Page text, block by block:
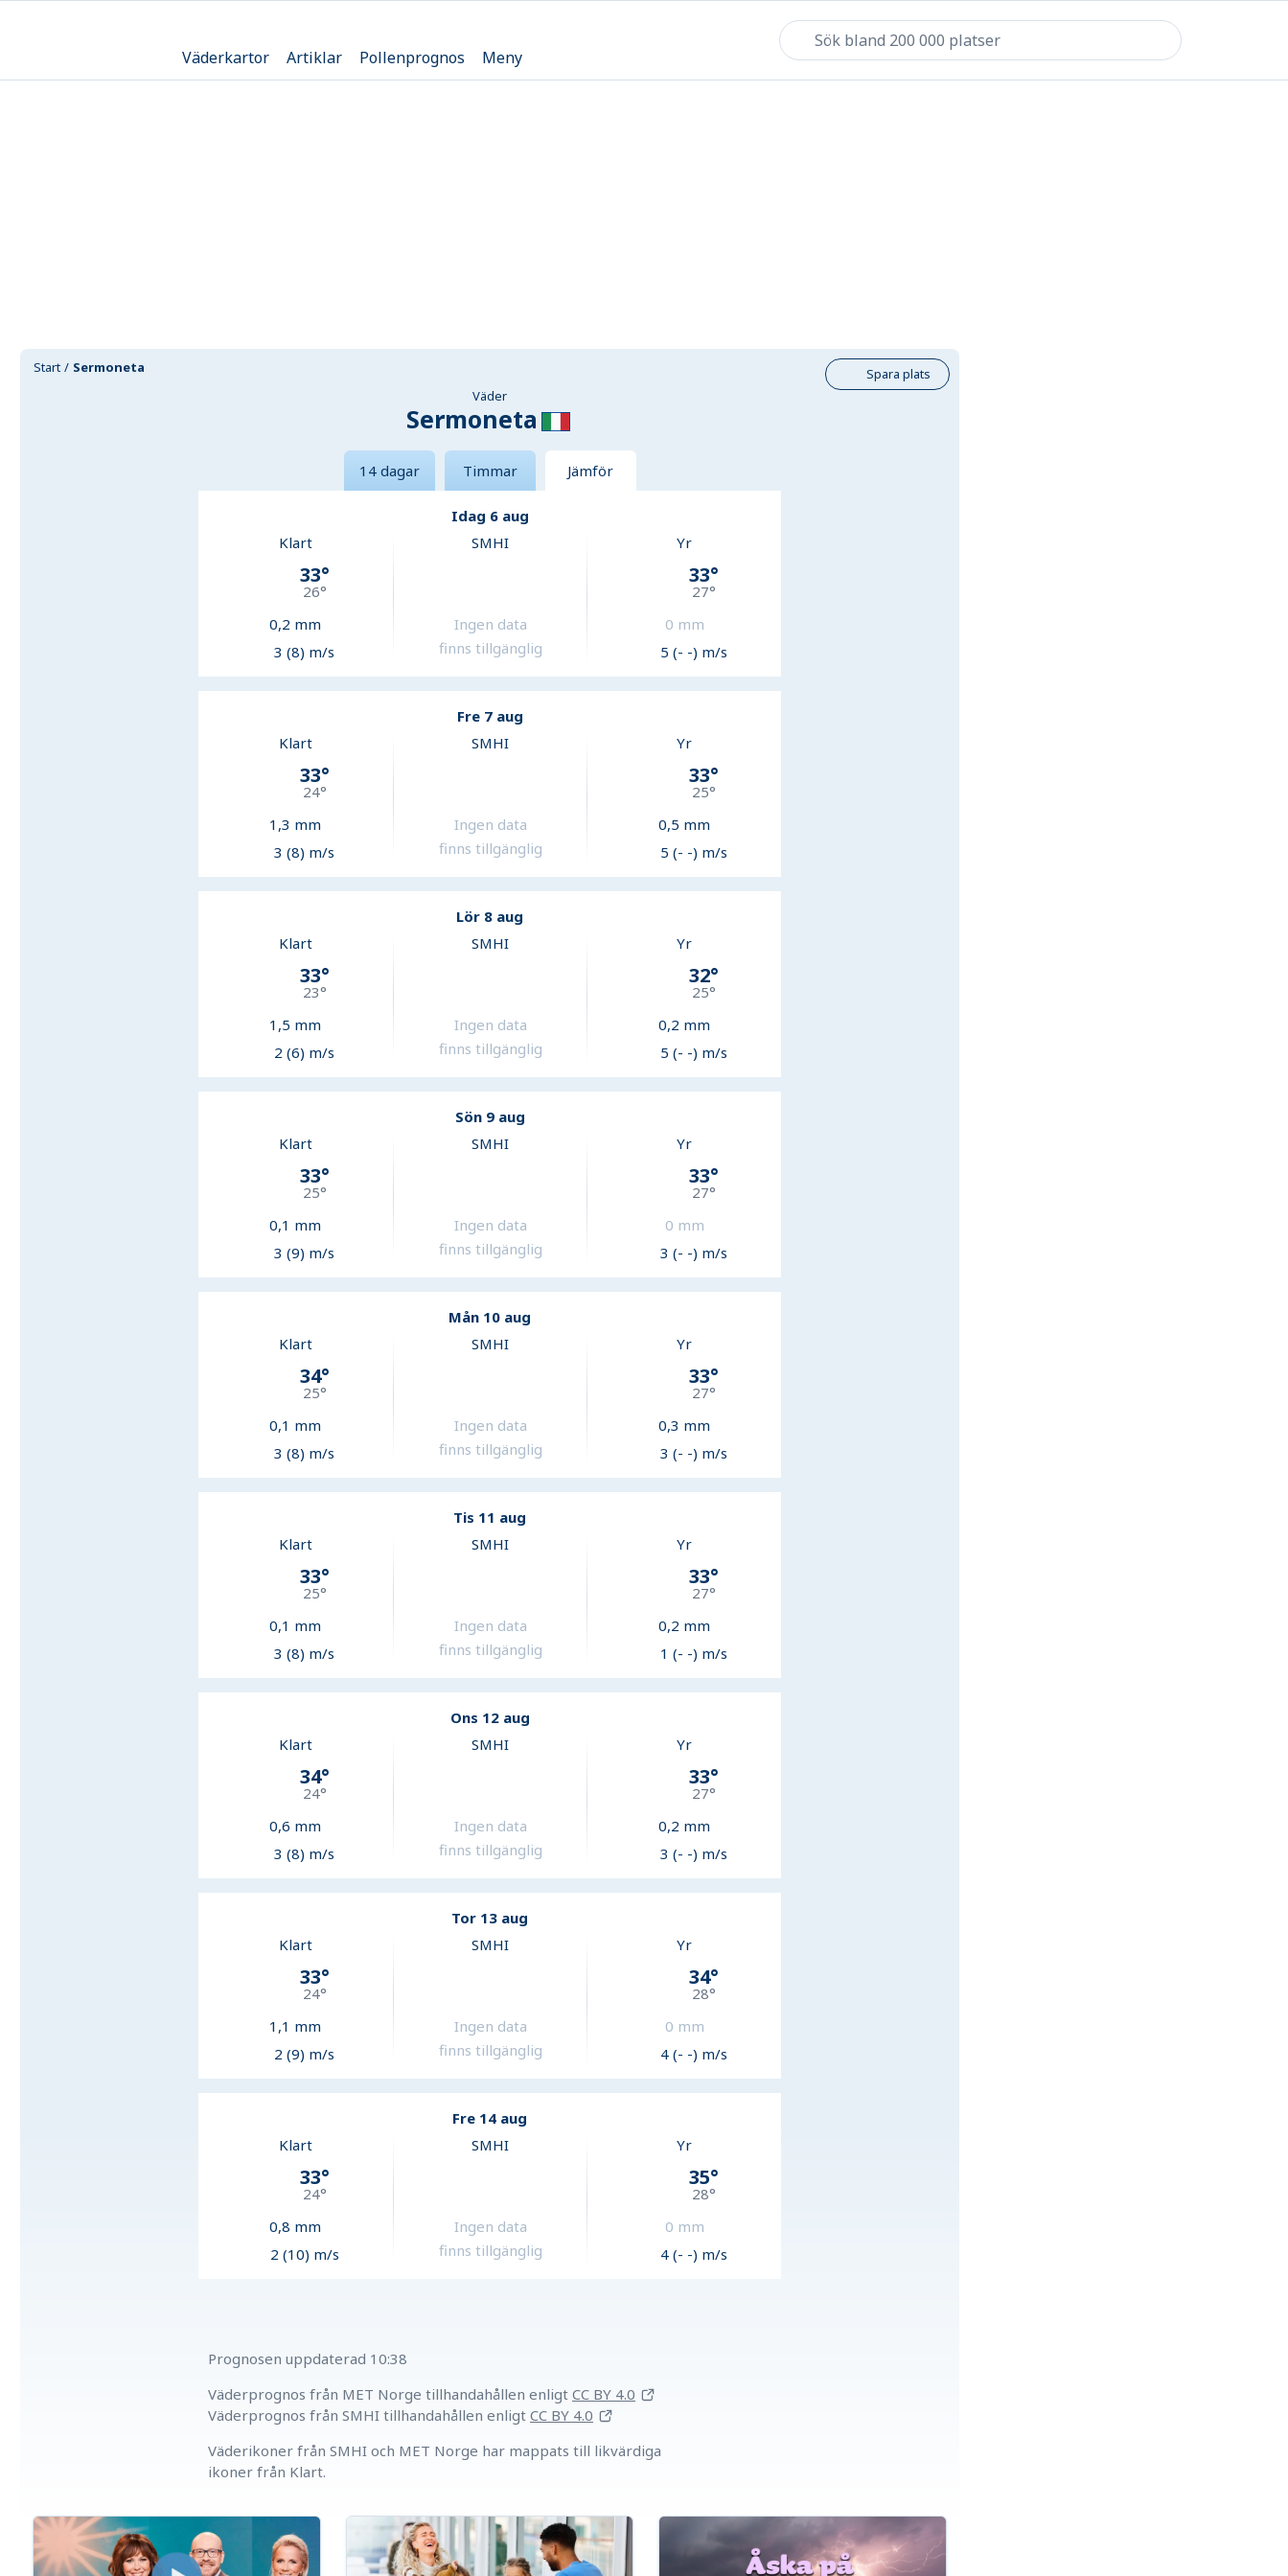
Väderkartor Artiklar Pollenprognos Meny
Start Sermoneta
Spara plats
Väder
Sermoneta
14 dagar Timmar Jämför
Idag 6 aug
Klart
33°
26°
0,2 mm
3 (8) m/s
SMHI
Ingen data
finns tillgänglig
Yr
33°
27°
0 mm
5 (- -) m/s
Fre 7 aug
Klart
33°
24°
1,3 mm
3 (8) m/s
SMHI
Ingen data
finns tillgänglig
Yr
33°
25°
0,5 mm
5 (- -) m/s
Lör 8 aug
Klart
33°
23°
1,5 mm
2 (6) m/s
SMHI
Ingen data
finns tillgänglig
Yr
32°
25°
0,2 mm
5 (- -) m/s
Sön 9 aug
Klart
33°
25°
0,1 mm
3 (9) m/s
SMHI
Ingen data
finns tillgänglig
Yr
33°
27°
0 mm
3 (- -) m/s
Mån 10 aug
Klart
34°
25°
0,1 mm
3 (8) m/s
SMHI
Ingen data
finns tillgänglig
Yr
33°
27°
0,3 mm
3 (- -) m/s
Tis 11 aug
Klart
33°
25°
0,1 mm
3 (8) m/s
SMHI
Ingen data
finns tillgänglig
Yr
33°
27°
0,2 mm
1 (- -) m/s
Ons 12 aug
Klart
34°
24°
0,6 mm
3 (8) m/s
SMHI
Ingen data
finns tillgänglig
Yr
33°
27°
0,2 mm
3 (- -) m/s
Tor 13 aug
Klart
33°
24°
1,1 mm
2 (9) m/s
SMHI
Ingen data
finns tillgänglig
Yr
34°
28°
0 mm
4 (- -) m/s
Fre 14 aug
Klart
33°
24°
0,8 mm
2 (10) m/s
SMHI
Ingen data
finns tillgänglig
Yr
35°
28°
0 mm
4 (- -) m/s
Prognosen uppdaterad 10:38
Väderprognos från MET Norge tillhandahållen enligt CC BY 4.0
Väderprognos från SMHI tillhandahållen enligt CC BY 4.0
Väderikoner från SMHI och MET Norge har mappats till likvärdiga
ikoner från Klart.